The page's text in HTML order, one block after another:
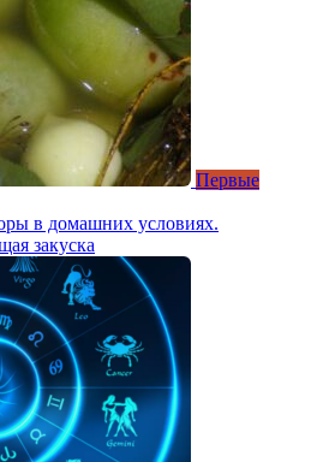
Первые
в домашних условиях.
закуска